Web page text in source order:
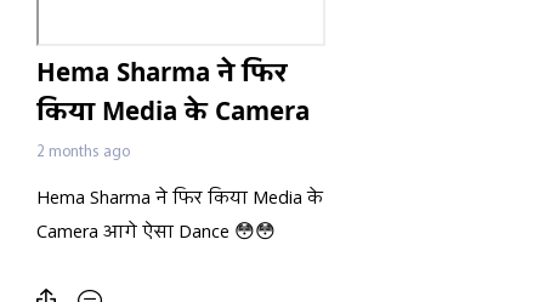
Hema Sharma ने फिर
किया Media के Camera
आगे ऐसा Dance 😳😳
2 months ago
Hema Sharma ने फिर किया Media के
Camera आगे ऐसा Dance 😳😳